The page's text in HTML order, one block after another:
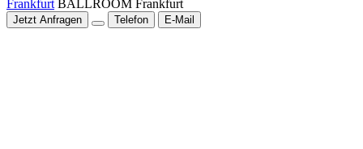
Frankfurt BALLROOM Frankfurt
Jetzt Anfragen Telefon E-Mail